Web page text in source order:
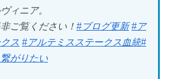
ィニア。
ご覧ください！ #ブログ更新 #ア
ス #アルテミスステークス血統#
がりたい